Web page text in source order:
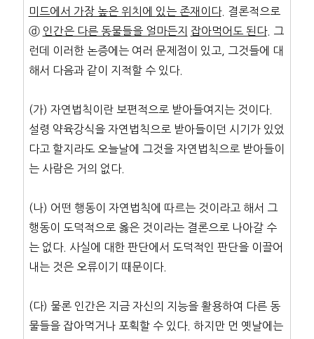
미드에서 가장 높은 위치에 있는 존재이다. 결론적으로
ⓓ 인간은 다른 동물들을 얼마든지 잡아먹어도 된다. 그
런데 이러한 논증에는 여러 문제점이 있고, 그것들에 대
해서 다음과 같이 지적할 수 있다.
(가) 자연법칙이란 보편적으로 받아들여지는 것이다.
설령 약육강식을 자연법칙으로 받아들이던 시기가 있었
다고 할지라도 오늘날에 그것을 자연법칙으로 받아들이
는 사람은 거의 없다.
(나) 어떤 행동이 자연법칙에 따르는 것이라고 해서 그
행동이 도덕적으로 옳은 것이라는 결론으로 나아갈 수
는 없다. 사실에 대한 판단에서 도덕적인 판단을 이끌어
내는 것은 오류이기 때문이다.
(다) 물론 인간은 지금 자신의 지능을 활용하여 다른 동
물들을 잡아먹거나 포획할 수 있다. 하지만 먼 옛날에는